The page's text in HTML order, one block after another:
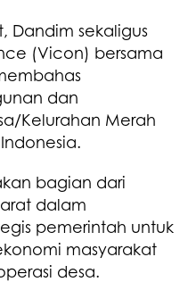
Dandim sekaligus
(Vicon) bersama
dan
Kelurahan Merah
bagian dari
dalam
pemerintah untuk
masyarakat
desa.